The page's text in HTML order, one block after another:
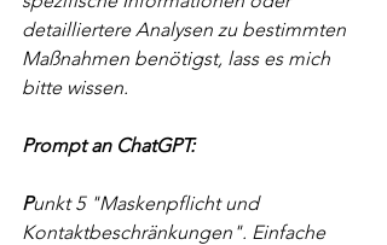
detailliertere Analysen zu bestimmten
Maßnahmen benötigst, lass es mich
bitte wissen.
Prompt an ChatGPT:
Punkt 5 "Maskenpflicht und
Kontaktbeschränkungen". Einfache